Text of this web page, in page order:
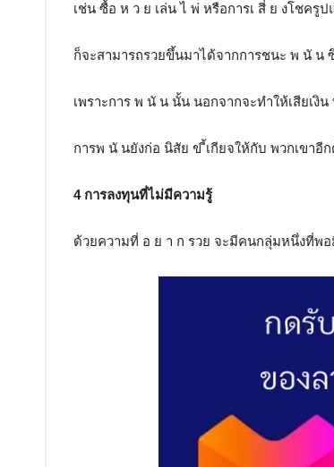
เช่น ซื้อ ห ว ย เล่น ไ พ่ หรือการเ สี่ ย งโชครู
ก็จะสามารถรวยขึ้นมาได้จากการชนะ พ นั น
เพราะการ พ นั น นั้น นอกจากจะทำให้เสียเงิ
การพ นั นยังก่อ นิสัย ข ี้เกียจให้กับ พวกเขาอีก
4 การลงทุนที่ไม่มีความรู้
ด้วยความที่ อ ย า ก รวย จะมีคนกลุ่มหนึ่งที่พ